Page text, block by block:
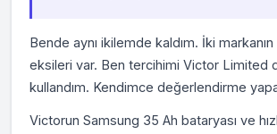
Bende aynı ikilemde kaldım. İki markanın
eksileri var. Ben tercihimi Victor Limited
kullandım. Kendimce değerlendirme
Victorun Samsung 35 Ah bataryası ve